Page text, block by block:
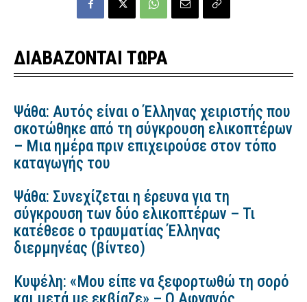
ΔΙΑΒΑΖΟΝΤΑΙ ΤΩΡΑ
Ψάθα: Αυτός είναι ο Έλληνας χειριστής που
σκοτώθηκε από τη σύγκρουση ελικοπτέρων
– Μια ημέρα πριν επιχειρούσε στον τόπο
καταγωγής του
Ψάθα: Συνεχίζεται η έρευνα για τη
σύγκρουση των δύο ελικοπτέρων – Τι
κατέθεσε ο τραυματίας Έλληνας
διερμηνέας (βίντεο)
Κυψέλη: «Μου είπε να ξεφορτωθώ τη σορό